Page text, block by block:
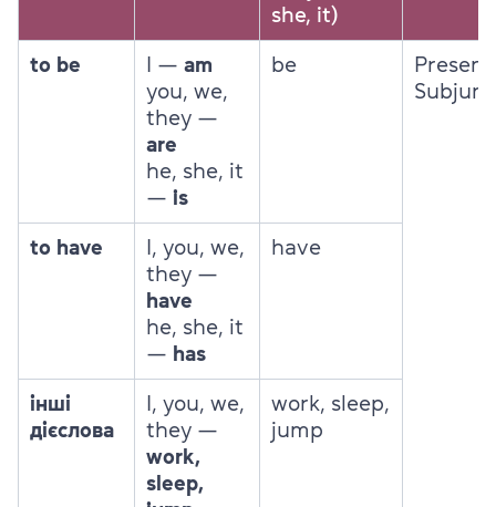
she, it)
to be I — am
you, we,
they —
are
he, she, it
— is
be
Present
to have
I, you, we,
they —
have
he, she, it
— has
have
інші
дієслова
I, you, we,
they —
work,
sleep,
work, sleep,
jump